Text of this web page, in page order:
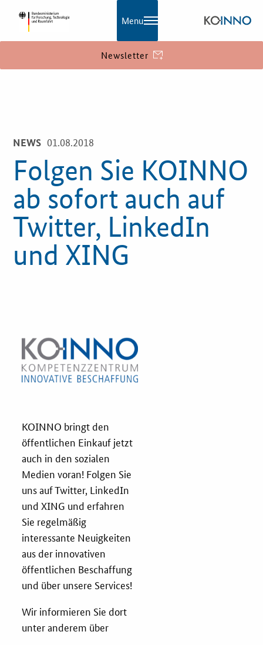
Praxisbeispiele
Publikationen
KOINNOmagazin
Netzwerk
Weitere Informationen
Kontakt
Services
Innovative Beschaffung
Bewertungsmethoden-Lotse
E-Learning
Fristenassistent
KOINNOvationsplatz
LZK-Rechner
Menu
Newsletter
NEWS 01.08.2018
Folgen Sie KOINNO
ab sofort auch auf
Twitter, LinkedIn
und XING
KOINNO bringt den
öffentlichen Einkauf jetzt
auch in den sozialen
Medien voran! Folgen Sie
uns auf Twitter, LinkedIn
und XING und erfahren
Sie regelmäßig
interessante Neuigkeiten
aus der innovativen
öffentlichen Beschaffung
und über unsere Services!
Wir informieren Sie dort
unter anderem über